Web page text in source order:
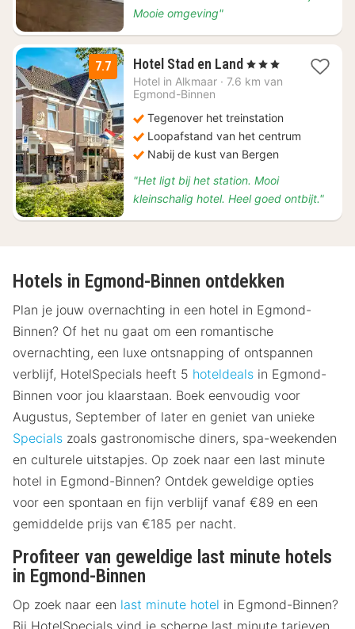
Mooie omgeving"
7.7 Hotel Stad en Land 1
nacht
69
, 3 Sterren
Hotel in Alkmaar · 7.6 km van
Egmond-Binnen
Tegenover het treinstation
Loopafstand van het centrum
Nabij de kust van Bergen
"Het ligt bij het station. Mooi
kleinschalig hotel. Heel goed ontbijt."
Hotels in Egmond-Binnen ontdekken
Plan je jouw overnachting in een hotel in Egmond-
Binnen? Of het nu gaat om een romantische
overnachting, een luxe ontsnapping of ontspannen
verblijf, HotelSpecials heeft 5 hoteldeals in Egmond-
Binnen voor jou klaarstaan. Boek eenvoudig voor
Augustus, September of later en geniet van unieke
Specials zoals gastronomische diners, spa-weekenden
en culturele uitstapjes. Op zoek naar een last minute
hotel in Egmond-Binnen? Ontdek geweldige opties
voor een spontaan en fijn verblijf vanaf €89 en een
gemiddelde prijs van €185 per nacht.
Profiteer van geweldige last minute hotels
in Egmond-Binnen
Op zoek naar een last minute hotel in Egmond-Binnen?